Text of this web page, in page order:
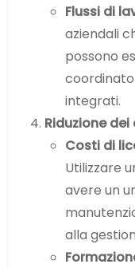
Flussi di
aziendali
possono
coordinato
integrati.
Riduzione
Costi di
Utilizzare
avere un
alla